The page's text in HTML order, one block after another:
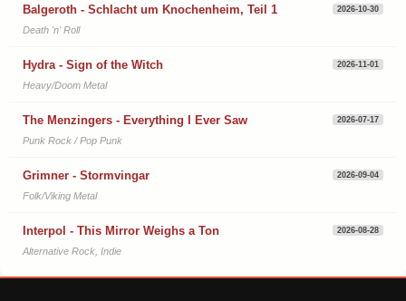
Balgeroth - Schlacht um Knochenheim, Teil 1 2026-10-30
Death 'n' Roll
Hydra - Sign of the Witch 2026-11-01
Heavy/Doom Metal
The Menzingers - Everything I Ever Saw 2026-07-17
Punk Rock / Pop Punk
Grimner - Stormvingar 2026-09-04
Folk/Viking Metal
Interpol - This Mirror Weighs a Ton 2026-08-28
Alternative Rock, Indie